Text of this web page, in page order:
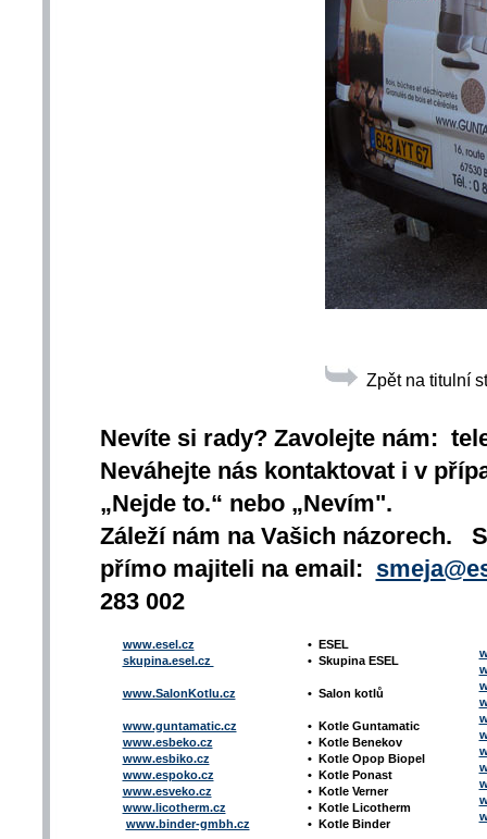
Zpět na titulní
Nevíte si rady? Zavolejte nám:
Neváhejte nás kontaktovat i v
„Nejde to.“ nebo „Nevím".
Záleží nám na Vašich názorech.
přímo majiteli na email:
283 002
www.esel.cz
skupina.esel.cz
www.SalonKotlu.cz
www.guntamatic.cz
www.esbeko.cz
www.esbiko.cz
www.espoko.cz
www.esveko.cz
www.licotherm.cz
www.binder-gmbh.cz
• ESEL
• Skupina ESEL
• Salon kotlů
• Kotle Guntamatic
• Kotle Benekov
• Kotle Opop Biopel
• Kotle Ponast
• Kotle Verner
• Kotle Licotherm
• Kotle Binder